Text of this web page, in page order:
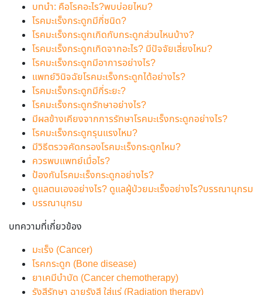
บทนำ: คือโรคอะไร?พบบ่อยไหม?
โรคมะเร็งกระดูกมีกี่ชนิด?
โรคมะเร็งกระดูกเกิดกับกระดูกส่วนไหนบ้าง?
โรคมะเร็งกระดูกเกิดจากอะไร? มีปัจจัยเสี่ยงไหม?
โรคมะเร็งกระดูกมีอาการอย่างไร?
แพทย์วินิจฉัยโรคมะเร็งกระดูกได้อย่างไร?
โรคมะเร็งกระดูกมีกี่ระยะ?
โรคมะเร็งกระดูกรักษาอย่างไร?
มีผลข้างเคียงจากการรักษาโรคมะเร็งกระดูกอย่างไร?
โรคมะเร็งกระดูกรุนแรงไหม?
มีวิธีตรวจคัดกรองโรคมะเร็งกระดูกไหม?
ควรพบแพทย์เมื่อไร?
ป้องกันโรคมะเร็งกระดูกอย่างไร?
ดูแลตนเองอย่างไร? ดูแลผู้ป่วยมะเร็งอย่างไร?บรรณานุกรม
บรรณานุกรม
บทความที่เกี่ยวข้อง
มะเร็ง (Cancer)
โรคกระดูก (Bone disease)
ยาเคมีบำบัด (Cancer chemotherapy)